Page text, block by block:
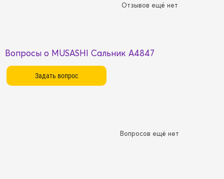
Отзывов ещё нет
Вопросы о MUSASHI Сальник A4847
Вопросов ещё нет